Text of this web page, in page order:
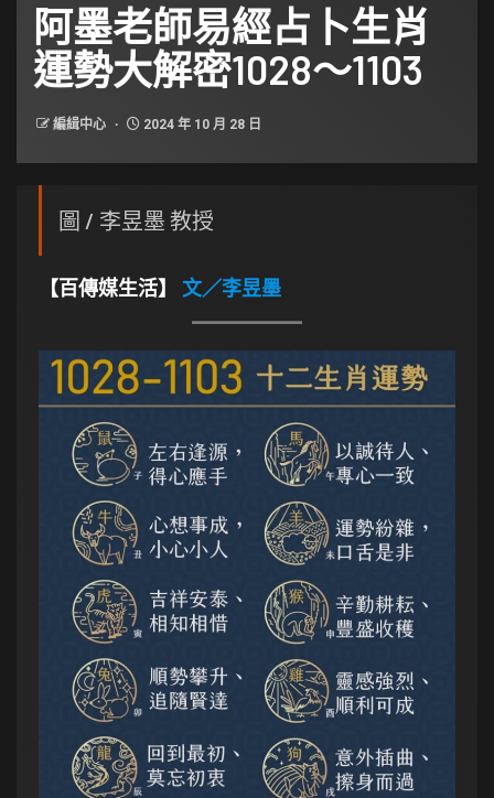
阿墨老師易經占卜生肖
運勢大解密1028～1103
編緝中心 2024 年 10 月 28 日
圖 / 李昱墨 教授
【百傳媒生活】 文／李昱墨